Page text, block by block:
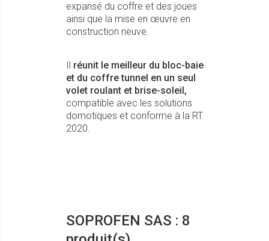
expansé du coffre et des joues
ainsi que la mise en œuvre en
construction neuve.
Il réunit le meilleur du bloc-baie
et du coffre tunnel en un seul
volet roulant et brise-soleil,
compatible avec les solutions
domotiques et conforme à la RT
2020.
SOPROFEN SAS : 8